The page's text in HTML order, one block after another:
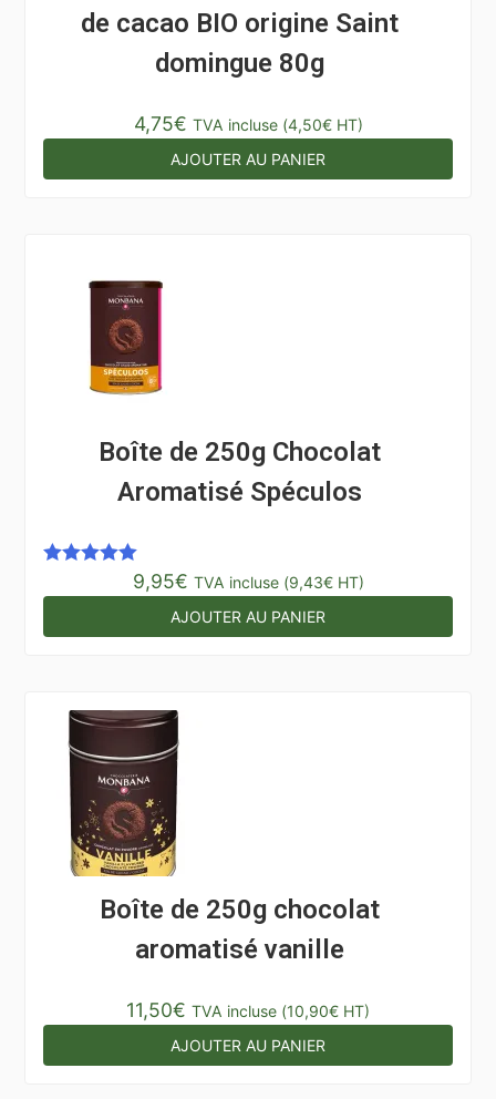
de cacao BIO origine Saint
domingue 80g
4,75€ TVA incluse (4,50€HT)
AJOUTER AU PANIER
Boîte de 250g Chocolat
Aromatisé Spéculos
9,95€ TVA incluse (9,43€HT)
AJOUTER AU PANIER
Boîte de 250g chocolat
aromatisé vanille
11,50€ TVA incluse (10,90€ HT)
AJOUTER AU PANIER